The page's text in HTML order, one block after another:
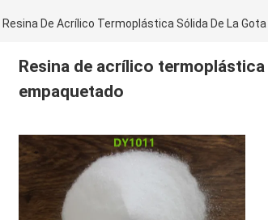
Resina De Acrílico Termoplástica Sólida De La
Resina de acrílico
empaquetado